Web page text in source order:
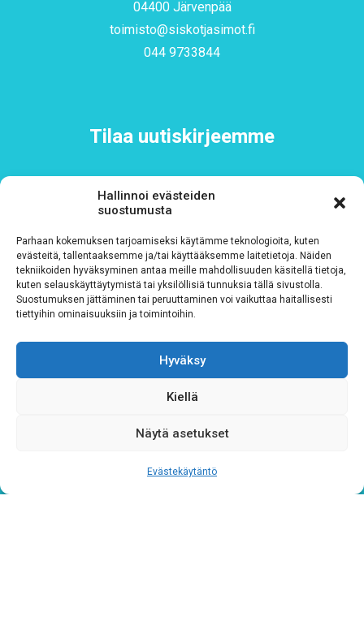
Hallinnoi evästeiden
suostumusta
Parhaan kokemuksen tarjoamiseksi käytämme teknologioita, kuten
evästeitä, tallentaaksemme ja/tai käyttääksemme laitetietoja. Näiden
tekniikoiden hyväksyminen antaa meille mahdollisuuden käsitellä tietoja,
kuten selauskäyttäytymistä tai yksilöllisiä tunnuksia tällä sivustolla.
Suostumuksen jättäminen tai peruuttaminen voi vaikuttaa haitallisesti
tiettyihin ominaisuuksiin ja toimintoihin.
Hyväksy
Kiellä
Näytä asetukset
Evästekäytäntö
04400 Järvenpää
toimisto@siskotjasimot.fi
044 9733844
Tilaa uutiskirjeemme
*
Rekisteriseloste *
Hyväksyn ehdot
Tutustu rekisteriselosteeseemme tämän linkin kautta!